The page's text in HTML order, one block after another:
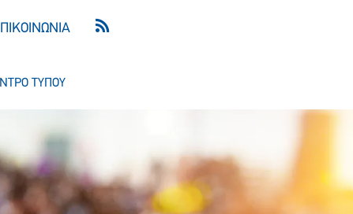
ΤΥΠΟΥ